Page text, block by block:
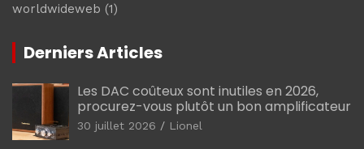
worldwideweb (1)
Derniers Articles
Les DAC coûteux sont inutiles en 2026,
procurez-vous plutôt un bon amplificateur
30 juillet 2026 Lionel